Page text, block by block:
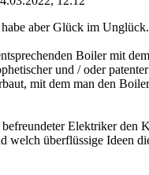
aber Glück im Unglück.
Boiler mit
und / oder
mit dem man den
Elektriker den
welch überflüssige Ideen